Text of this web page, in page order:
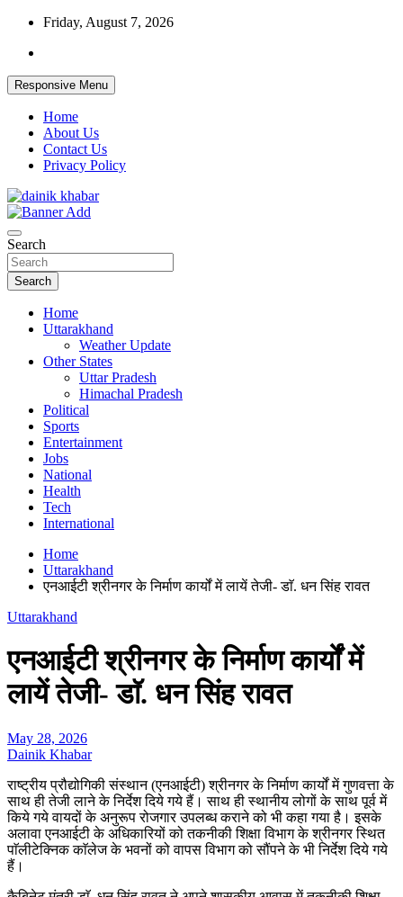
Skip
content
Friday, August 7, 2026
Responsive Menu
Home
About Us
Contact Us
Privacy Policy
Dainikkhabar.in – Uttarakhand Daily
Hindi News Website
Search
Search
Home
Uttarakhand
Weather Update
Other States
Uttar Pradesh
Himachal Pradesh
Political
Sports
Entertainment
Jobs
National
Health
Tech
International
Home
Uttarakhand
एनआईटी श्रीनगर के निर्माण कार्यों में लायें तेजी- डाॅ. धन सिंह रावत
Uttarakhand
एनआईटी श्रीनगर के निर्माण कार्यों में
लायें तेजी- डाॅ. धन सिंह रावत
May 28, 2026
Dainik Khabar
राष्ट्रीय प्रौद्योगिकी संस्थान (एनआईटी) श्रीनगर के निर्माण कार्यों में गुणवत्ता के
साथ ही तेजी लाने के निर्देश दिये गये हैं। साथ ही स्थानीय लोगों के साथ पूर्व में
किये गये वायदों के अनुरूप रोजगार उपलब्ध कराने को भी कहा गया है। इसके
अलावा एनआईटी के अधिकारियों को तकनीकी शिक्षा विभाग के श्रीनगर स्थित
पाॅलीटेक्निक काॅलेज के भवनों को वापस विभाग को सौंपने के भी निर्देश दिये गये
हैं।